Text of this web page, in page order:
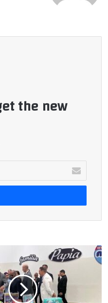
the new
بريدك
الإلكتروني
رئيس
دولة